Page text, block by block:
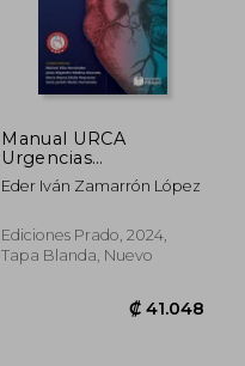
₡
Manual URCA
Urgencias
Cardiovasculares
Eder Iván Zamarrón López
Ediciones Prado, 2024,
Tapa Blanda, Nuevo